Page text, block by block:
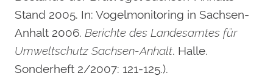
Stand 2005. In: Vogelmonitoring in Sachsen-
Anhalt 2006. Berichte des Landesamtes für
Umweltschutz Sachsen-Anhalt. Halle.
Sonderheft 2/2007: 121-125.).